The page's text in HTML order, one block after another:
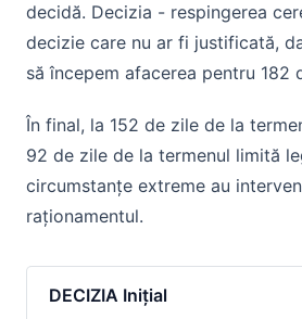
decidă. Decizia - respingerea
decizie care nu ar fi justificată,
să începem afacerea pentru 182
În final, la 152 de zile de la
92 de zile de la termenul limită
circumstanțe extreme au
raționamentul.
DECIZIA Inițial